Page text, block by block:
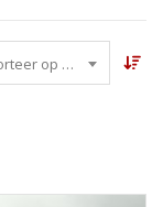
Sorteer op datum